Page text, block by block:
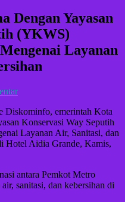
Dengan Yayasan
(YKWS)
Layanan
emerintah Kota
Konservasi Way Seputih
Layanan Air, Sanitasi, dan
Hotel Aidia Grande, Kamis,
antara Pemkot Metro
sanitasi, dan kebersihan di